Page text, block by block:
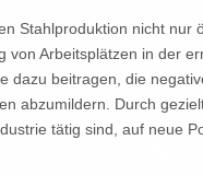
Stahlproduktion nicht nur
von Arbeitsplätzen in der
dazu beitragen, die
abzumildern. Durch
tätig sind, auf neue